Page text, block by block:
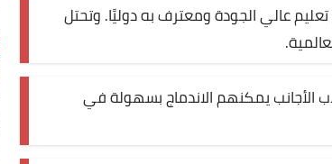
عالي الجودة ومعترف به دوليًا. وتحتل
الأجانب يمكنهم الاندماج بسهولة في